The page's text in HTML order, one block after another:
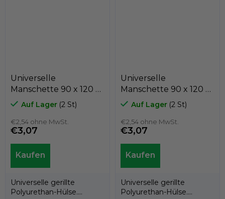
Universelle
Manschette 90 x 120 x
15 AUN1 PU, Merkel
Auf Lager (2 St)
€2,54 ohne MwSt.
€3,07
Universelle gerillte
Polyurethan-Hülse.
Universelle
Manschette 90 x 120 x
15 AUN1 PU, Merkel
Auf Lager (2 St)
€2,54 ohne MwSt.
€3,07
Universelle gerillte
Polyurethan-Hülse.